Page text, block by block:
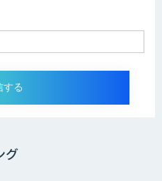
powered by GPT-4
グ